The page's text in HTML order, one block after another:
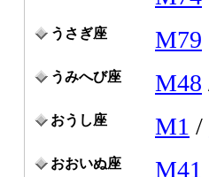
うさぎ座 M79
うみへび座 M48
おうし座 M1 /
おおいぬ座 M41